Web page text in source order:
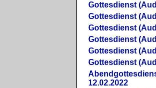
Gottesdienst
Gottesdienst
Gottesdienst
Gottesdienst
Gottesdienst
Gottesdienst
12.02.2022